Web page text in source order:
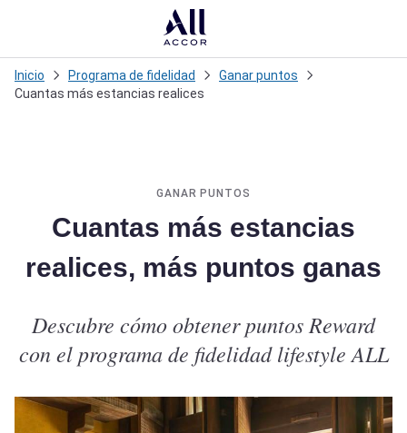
Inicio Programa de fidelidad
Ganar puntos
Cuantas más estancias realices
GANAR PUNTOS
Cuantas más estancias
realices, más puntos ganas
Descubre cómo obtener puntos Reward
con el programa de fidelidad lifestyle ALL